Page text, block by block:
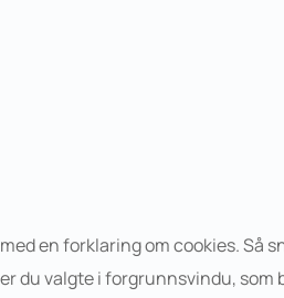
en forklaring om cookies. Så
du valgte i forgrunnsvindu,